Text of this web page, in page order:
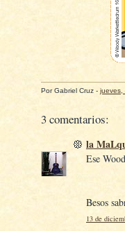
PorGabriel Cruz - jueves,
3 comentarios:
la
Ese
Besos
13 de